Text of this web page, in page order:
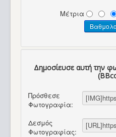
Μέτρια
Δημοσίευσε αυτή την
Πρόσθεσε
Φωτογραφία:
Δεσμός
Φωτογραφίας: